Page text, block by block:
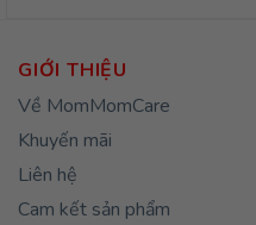
GIỚI THIỆU
Về MomMomCare
Khuyến mãi
Liên hệ
Cam kết sản phẩm